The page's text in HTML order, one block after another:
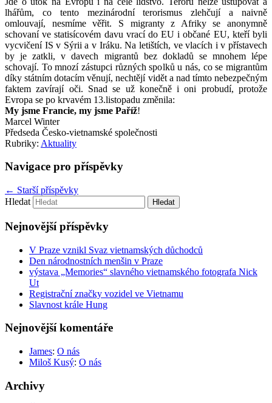
lhářům, co tento mezinárodní terorismus zlehčují a naivně
omlouvají, nesmíme věřit. S migranty z Afriky se anonymně
schovaní ve statisícovém davu vrací do EU i občané EU, kteří byli
vycvičení IS v Sýrii a v Iráku. Na letištích, ve vlacích i v přístavech
by je zatkli, v davech migrantů bez dokladů se mnohem lépe
schovají. To mnozí zástupci různých spolků u nás, co se migrantům
díky státním dotacím věnují, nechtějí vidět a nad tímto nebezpečným
faktem zavírají oči. Snad se už konečně i oni probudí, protože
Evropa se po krvavém 13.listopadu změnila:
My jsme Francie, my jsme Paříž!
Marcel Winter
Předseda Česko-vietnamské společnosti
Rubriky: Aktuality
Navigace pro příspěvky
← Starší příspěvky
Hledat
Nejnovější příspěvky
V Praze vznikl Svaz vietnamských důchodců
Den národnostních menšin v Praze
výstava „Memories“ slavného vietnamského fotografa Nick
Ut
Registrační značky vozidel ve Vietnamu
Slavnost krále Hung
Nejnovější komentáře
James: O nás
Miloš Kusý: O nás
Archivy